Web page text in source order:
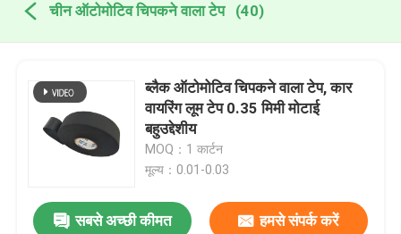
चीन ऑटोमोटिव चिपकने वाला टेप (40)
ब्लैक ऑटोमोटिव चिपकने वाला टेप, कार
वायरिंग लूम टेप 0.35 मिमी मोटाई
बहुउद्देशीय
MOQ：1 कार्टन
मूल्य：0.01-0.03
सबसे अच्छी कीमत हमसे संपर्क करें